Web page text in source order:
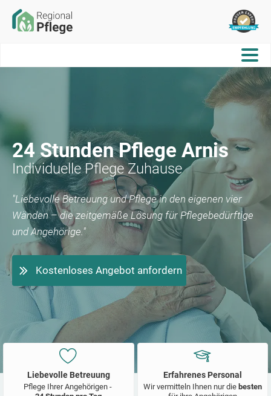
24 Stunden Pflege Arnis
Individuelle Pflege Zuhause
"Liebevolle Betreuung und Pflege in den eigenen vier
Wänden – die zeitgemäße Lösung für Pflegebedürftige
und Angehörige."
Kostenloses Angebot anfordern
Liebevolle Betreuung
Pflege Ihrer Angehörigen -
Erfahrenes Personal
Wir vermitteln Ihnen nur die besten